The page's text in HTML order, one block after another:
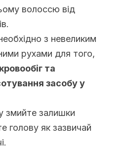
волоссю від
з невеликим
рухами для того,
та
засобу у
змийте залишки
голову як зазвичай